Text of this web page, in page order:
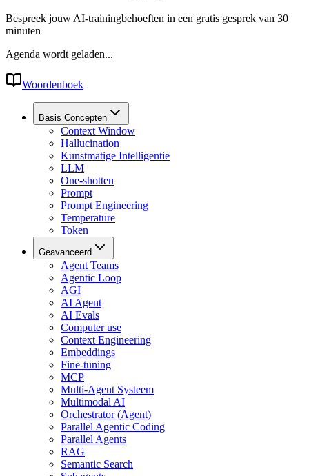
Bespreek jouw AI-trainingbehoeften in een gratis gesprek van 30
minuten
Agenda wordt geladen...
Woordenboek
Basis Concepten
Context Window
Hallucination
Kunstmatige Intelligentie
LLM
One-shotten
Prompt
Prompt Engineering
Temperature
Token
Geavanceerd
Agent Teams
Agentic Loop
AGI
AI Agent
AI Evals
Computer use
Context Engineering
Embeddings
Fine-tuning
MCP
Multi-Agent Systeem
Multimodal AI
Orchestrator (Agent)
Parallel Agentic Coding
Parallel Agents
RAG
Semantic Search